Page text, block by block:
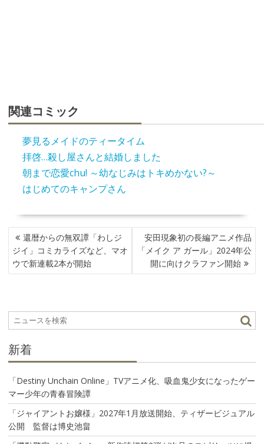
関連コミック
夢見るメイドのティータイム
拝啓…殺し屋さんと結婚しました
朝まで恋愛chu! ～幼なじみはトキめかない?～
はじめてのキャンプさん
投
稿
ナ
ビ
シ
ョ
還暦からの無双譚「わしジ
ジイ」コミカライズなど、マオ
ウで新連載2本が開始
安田現象初の長編アニメ作品
「メイク ア ガール」2024年公
開に向けクラファン開始
新着
「Destiny Unchain Online」TVアニメ化、吸血鬼少女になったゲー
マー少年の青春冒険譚
「ジャイアントお嬢様」2027年1月放送開始、ティザービジュアル
公開 監督は博史池畠